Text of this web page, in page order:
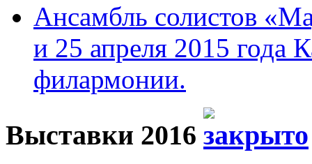
Ансамбль солистов
и 25 апреля 2015 года
филармонии.
Выставки 2016